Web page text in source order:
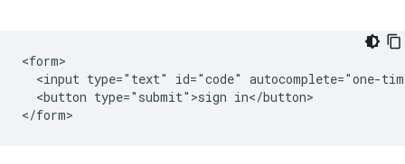
<form>
<input type="text" id="code" autocomplete="one-
  <button type="submit">sign in</button>